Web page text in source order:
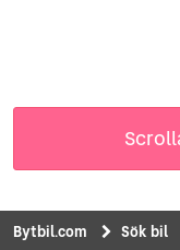
Bytbil.com Sök bil